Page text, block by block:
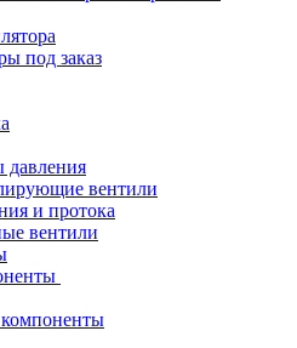
под заказ
давления
вентили
и протока
вентили